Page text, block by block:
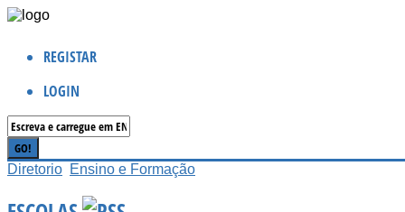
REGISTAR
LOGIN
Diretorio Ensino e Formação